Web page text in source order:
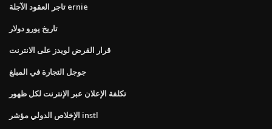
تاجر العقود الآجلة ernie
تاريخ يورو دولار
قرار القرض لويدز على الانترنت
جوجل التجارة في المبلغ
تكلفة الإعلان عبر الإنترنت لكل ظهور
الإخلاص الدولي مؤشر instl